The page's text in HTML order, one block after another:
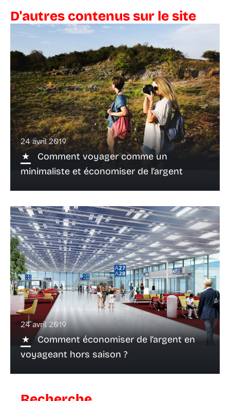
D'autres contenus sur le site
24 avril 2019
Comment voyager comme un
minimaliste et économiser de l’argent
24 avril 2019
Comment économiser de l’argent en
voyageant hors saison ?